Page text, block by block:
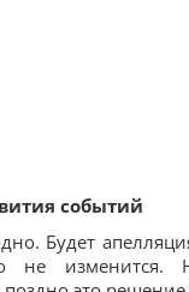
событий
Будет
не изменится.